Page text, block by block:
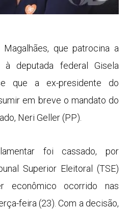
que patrocina a
à deputada federal Gisela
que a ex-presidente do
em breve o mandato do
Neri Geller (PP).
foi cassado, por
Superior Eleitoral (TSE)
econômico ocorrido nas
feira (23). Com a decisão,